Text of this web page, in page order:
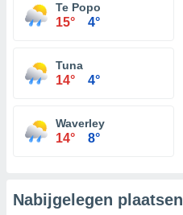
Te Popo
15° 4°
Tuna
14° 4°
Waverley
14° 8°
Nabijgelegen plaatsen